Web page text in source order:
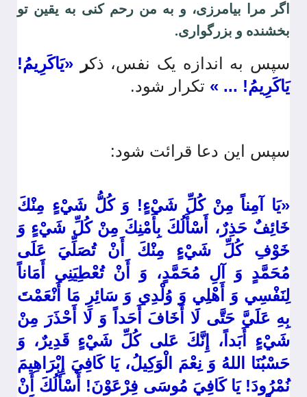
اگر مرا بيامرزى، و به من رحم كنى به يقين تو
بخشنده و بزرگوارى.
سپس به اندازه یک نفس، ذکر «يَاكَرِيمُ!
يَاكَرِيمُ! ... » تکرار شود.
سپس این دعا قرائت شود:
«يَا آمِناً مِنْ كُلِّ شَيْ‏ءٍ! وَ كُلُّ شَيْ‏ءٍ مِنْكَ
خَائِفٌ حَذِرٌ، أَسْأَلُكَ بِأَمْنِكَ مِنْ كُلِّ شَيْ‏ءٍ وَ
خَوْفِ كُلِّ شَيْ‏ءٍ مِنْكَ أَنْ تُصَلِّيَ عَلَى
مُحَمَّدٍ وَ آلِ مُحَمَّدٍ، وَ أَنْ تُعْطِيَنِي أَمَاناً
لِنَفْسِي وَ أَهْلِي وَ وُلْدِي وَ سَائِرِ مَا أَنْعَمْتَ
بِهِ عَلَيَّ حَتَّى لَا أَخَافَ أَحَداً وَ لَا أَحْذَرَ مِنْ
شَيْ‏ءٍ أَبَداً، إِنَّكَ عَلى‏ كُلِّ شَيْ‏ءٍ قَدِيرٌ، وَ
حَسْبُنَا اللهُ وَ نِعْمَ الْوَكِيلُ،‏ يَا كَافِيَ إِبْرَاهِيمَ
نُمْرُودَ! يَا كَافِيَ مُوسَى فِرْعَوْنَ! أَسْأَلُكَ أَنْ